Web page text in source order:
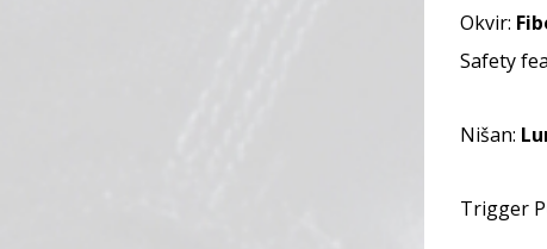
Okvir:
Safety
Nišan:
Trigger